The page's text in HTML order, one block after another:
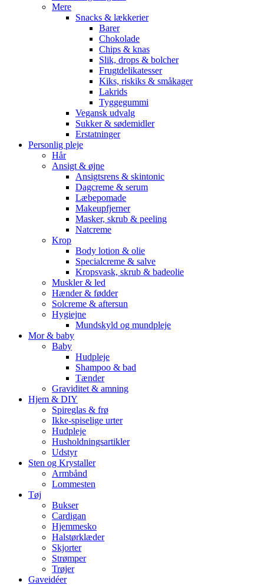
Mere
Snacks & lækkerier
Barer
Chokolade
Chips & knas
Slik, drops & bolcher
Frugtdelikatesser
Kiks, riskiks & småkager
Lakrids
Tyggegummi
Vegansk udvalg
Sukker & sødemidler
Erstatninger
Personlig pleje
Hår
Ansigt & øjne
Ansigtsrens & skintonic
Dagcreme & serum
Læbepomade
Makeupfjerner
Masker, skrub & peeling
Natcreme
Krop
Body lotion & olie
Specialcreme & salve
Kropsvask, skrub & badeolie
Muskler & led
Hænder & fødder
Solcreme & aftersun
Hygiejne
Mundskyld og mundpleje
Mor & baby
Baby
Hudpleje
Shampoo & bad
Tænder
Graviditet & amning
Hjem & DIY
Spireglas & frø
Ikke-spiselige urter
Hudpleje
Husholdningsartikler
Udstyr
Sten og Krystaller
Armbånd
Lommesten
Tøj
Bukser
Cardigan
Hjemmesko
Halstørklæder
Skjorter
Strømper
Trøjer
Gaveidéer